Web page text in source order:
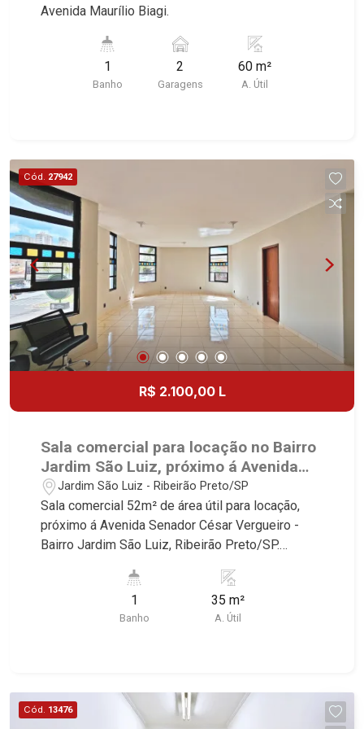
Avenida Maurílio Biagi.
1
Banho
2
Garagens
60 m²
A. Útil
Cód. 27942
R$ 2.100,00 L
Sala comercial para locação no Bairro
Jardim São Luiz, próximo á Avenida
Senador César Vergueiro - Ribeirão
Preto/SP.
Jardim São Luiz - Ribeirão Preto/SP
Sala comercial 52m² de área útil para locação,
próximo á Avenida Senador César Vergueiro -
Bairro Jardim São Luiz, Ribeirão Preto/SP.
Martinelli Imobiliária selecionou para você: -
52m² de área útil - Sala ampla - WC - Copa
Martinelli Imobiliária - excelência absoluta no
terrenos residenciais e comerciais nos bairros
mais desejados da Zona Sul, reconhecidos por
1
Banho
35 m²
A. Útil
Cód. 13476